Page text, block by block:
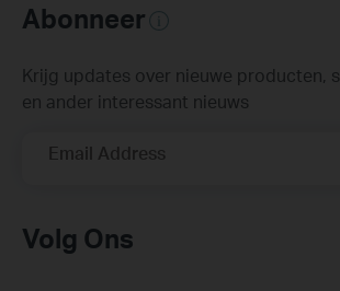
Abonneer
Krijg updates over nieuwe producten,
en ander interessant nieuws
Email Address
Volg Ons